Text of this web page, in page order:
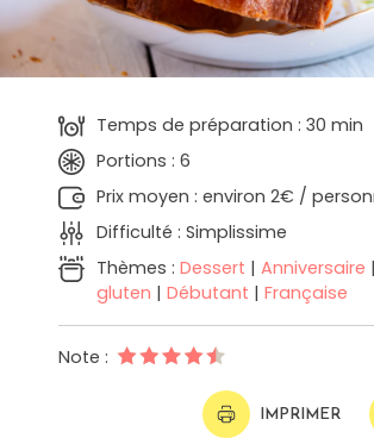
Temps de préparation : 30 min
Portions : 6
Prix moyen : environ 2€ /
Difficulté : Simplissime
Thèmes : Dessert | Anniversaire |
gluten | Débutant | Française
Note :
IMPRIMER